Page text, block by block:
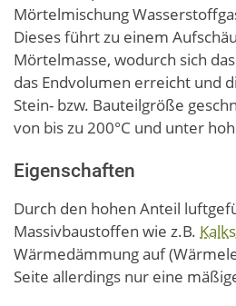
Mörtelmischung
Dieses führt zu einem
Mörtelmasse, wodurch sich
das Endvolumen erreicht und
Stein- bzw. Bauteilgröße
von bis zu 200°C und unter
Eigenschaften
Durch den hohen Anteil
Massivbaustoffen wie z.B.
Wärmedämmung auf
Seite allerdings nur eine